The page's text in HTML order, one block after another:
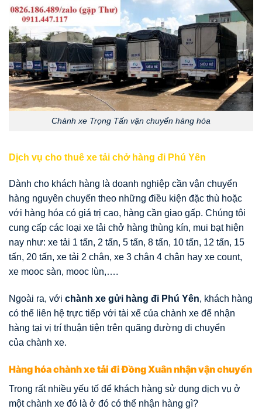
Chành xe Trọng Tấn vận chuyển hàng hóa
Dịch vụ cho thuê xe tải chở hàng đi Phú Yên
Dành cho khách hàng là doanh nghiệp cần vận chuyển
hàng nguyên chuyến theo những điều kiện đặc thù hoặc
với hàng hóa có giá trị cao, hàng cần giao gấp. Chúng tôi
cung cấp các loại xe tải chở hàng thùng kín, mui bạt hiện
nay như: xe tải 1 tấn, 2 tấn, 5 tấn, 8 tấn, 10 tấn, 12 tấn, 15
tấn, 20 tấn, xe tải 2 chân, xe 3 chân 4 chân hay xe count,
xe mooc sàn, mooc lùn,….
Ngoài ra, với chành xe gửi hàng đi Phú Yên, khách hàng
có thể liên hệ trực tiếp với tài xế của chành xe để nhận
hàng tại vị trí thuận tiện trên quãng đường di chuyển
của chành xe.
Hàng hóa chành xe tải đi Đồng Xuân nhận vận chuyển
Trong rất nhiều yếu tố để khách hàng sử dụng dịch vụ ở
một chành xe đó là ở đó có thể nhận hàng gì?